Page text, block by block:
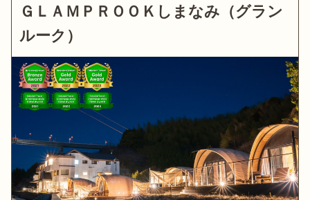
ＧＬＡＭＰＲＯＯＫしまなみ（グラン
ルーク）